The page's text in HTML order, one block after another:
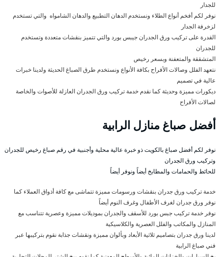
للجدار
نوفر لكم أفخم أنواع الطلاء ونستخدم الدهان التطبيع والدهان الشامواه والتي تستخدم
لزخرفة الجدار
القدرة على تركيب ورق الجدران جيبس بورد والتي تتميز بنقشات متعددة وتستخدم
للجدران
المتشققة والمتعفنة وبسعر رخيص
نتعهد الفلل وصالات الأفراح بكافة الأنواع ونستخدم طرق الصباغ الحديثة ولدينا خبرات
عالية في تصميم
ديكورات مميزة وحديثة كما نقدم خدمة تركيب ورق الجدران العازلة للأصوات والخاصة
لصالات الأفراح
أفضل صباغ منازل الرابية
نوفر لكم أفضل صباغ بالكويت ذو خبرة عالية محلية وأجنبية في رقم صباغ رخيص للجدران
وتركيب ورق الجدران
للحائط والحمامات والمطابخ أيضاً ونوفر أيضاً
خدمة تركيب ورق جدران بنقشات ورسومات مميزة تتماشى مع كافة أذواق العملاء كما
نوفر ورق جدران لغرف الأطفال وغرف النوم أيضاً
نوفر خدمة تركيب جبس بورد للأسقف والجدران بموديلات مميزة وعصرية تتناسب مع
المنازل والمكاتب والفلل العصرية والكلاسيكية
لدينا ورق جدران بتصاميم ثلاثية الأبعاد وبألوان مميزة ونقشات جذابة نقوم بتركيبها عبر
فني صباغ الرابية